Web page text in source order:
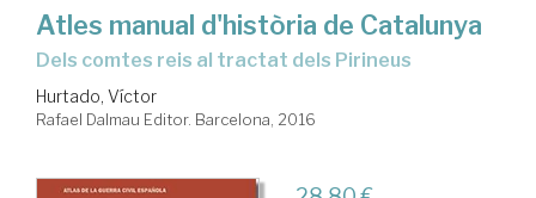
Atles manual d'història de Catalunya
dels comtes reis al tractat dels Pirineus
Hurtado, Víctor
Rafael Dalmau Editor. Barcelona, 2016